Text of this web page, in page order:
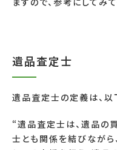
遺品査定士
遺品査定士の定義は、以
“遺品査定士は、遺品の
士とも関係を結びながら